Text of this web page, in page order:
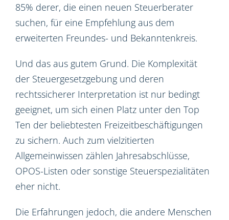
85% derer, die einen neuen Steuerberater
suchen, für eine Empfehlung aus dem
erweiterten Freundes- und Bekanntenkreis.
Und das aus gutem Grund. Die Komplexität
der Steuergesetzgebung und deren
rechtssicherer Interpretation ist nur bedingt
geeignet, um sich einen Platz unter den Top
Ten der beliebtesten Freizeitbeschäftigungen
zu sichern. Auch zum vielzitierten
Allgemeinwissen zählen Jahresabschlüsse,
OPOS-Listen oder sonstige Steuerspezialitäten
eher nicht.
Die Erfahrungen jedoch, die andere Menschen